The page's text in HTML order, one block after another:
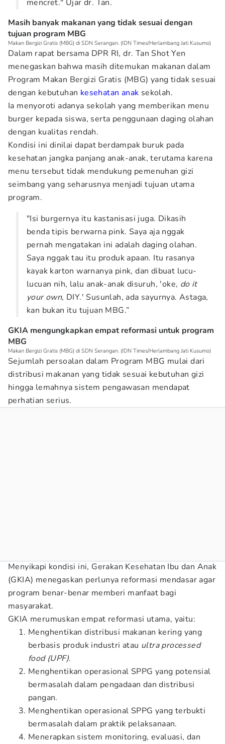
mencret." Ujar dr. Tan.
Masih banyak makanan yang tidak sesuai dengan
tujuan program MBG
Makan Bergizi Gratis (MBG) di SDN Serangan. (IDN Times/Herlambang Jati Kusumo)
Dalam rapat bersama DPR RI, dr. Tan Shot Yen
menegaskan bahwa masih ditemukan makanan dalam
Program Makan Bergizi Gratis (MBG) yang tidak sesuai
dengan kebutuhan kesehatan anak sekolah.
Ia menyoroti adanya sekolah yang memberikan menu
burger kepada siswa, serta penggunaan daging olahan
dengan kualitas rendah.
Kondisi ini dinilai dapat berdampak buruk pada
kesehatan jangka panjang anak-anak, terutama karena
menu tersebut tidak mendukung pemenuhan gizi
seimbang yang seharusnya menjadi tujuan utama
program.
"Isi burgernya itu kastanisasi juga. Dikasih
benda tipis berwarna pink. Saya aja nggak
pernah mengatakan ini adalah daging olahan.
Saya nggak tau itu produk apaan. Itu rasanya
kayak karton warnanya pink, dan dibuat lucu-
lucuan nih, lalu anak-anak disuruh, 'oke, do it
your own, DIY.' Susunlah, ada sayurnya. Astaga,
kan bukan itu tujuan MBG.”
GKIA mengungkapkan empat reformasi untuk program
MBG
Makan Bergizi Gratis (MBG) di SDN Serangan. (IDN Times/Herlambang Jati Kusumo)
Sejumlah persoalan dalam Program MBG mulai dari
distribusi makanan yang tidak sesuai kebutuhan gizi
hingga lemahnya sistem pengawasan mendapat
perhatian serius.
Menyikapi kondisi ini, Gerakan Kesehatan Ibu dan Anak
(GKIA) menegaskan perlunya reformasi mendasar agar
program benar-benar memberi manfaat bagi
masyarakat.
GKIA merumuskan empat reformasi utama, yaitu:
Menghentikan distribusi makanan kering yang
berbasis produk industri atau ultra processed
food (UPF).
Menghentikan operasional SPPG yang potensial
bermasalah dalam pengadaan dan distribusi
pangan.
Menghentikan operasional SPPG yang terbukti
bermasalah dalam praktik pelaksanaan.
Menerapkan sistem monitoring, evaluasi, dan